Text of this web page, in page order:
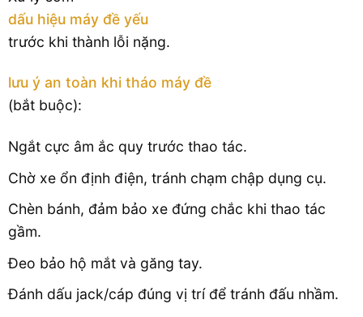
dấu hiệu máy đề yếu
trước khi thành lỗi nặng.
lưu ý an toàn khi tháo máy đề
(bắt buộc):
Ngắt cực âm ắc quy trước thao tác.
Chờ xe ổn định điện, tránh chạm chập dụng cụ.
Chèn bánh, đảm bảo xe đứng chắc khi thao tác
gầm.
Đeo bảo hộ mắt và găng tay.
Đánh dấu jack/cáp đúng vị trí để tránh đấu nhầm.